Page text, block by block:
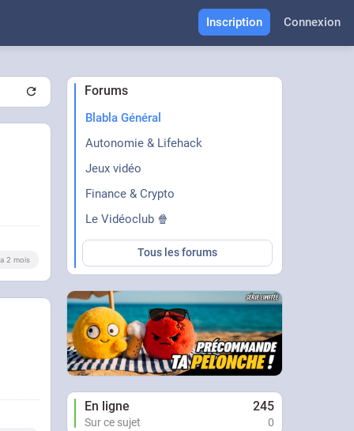
Inscription Connexion
2 mois
Forums
Blabla Général
Autonomie & Lifehack
Jeux vidéo
Finance & Crypto
Le Vidéoclub 🍿
Tous les forums
En ligne 245
Sur ce sujet 0